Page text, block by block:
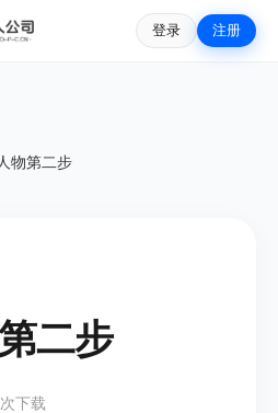
登录 注册
物第二步
二步
下载